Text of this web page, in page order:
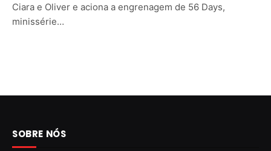
Ciara e Oliver e aciona a engrenagem de 56 Days,
minissérie…
SOBRE NÓS